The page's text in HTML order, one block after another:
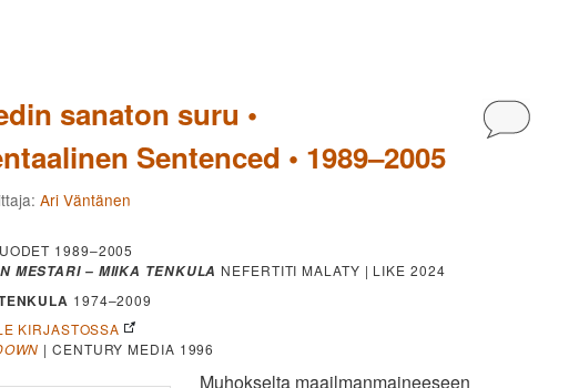
sanaton suru •
Sentenced • 1989–2005
Kommentoi
Ari Väntänen
1989–2005
MESTARI – MIIKA TENKULA NEFERTITI MALATY | LIKE 2024
1974–2009
KIRJASTOSSA
| CENTURY MEDIA 1996
Muhokselta maailmanmaineeseen